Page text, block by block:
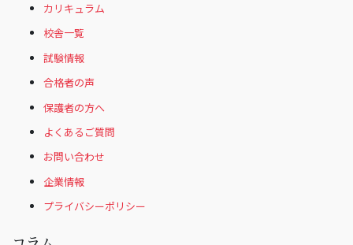
カリキュラム
校舎一覧
試験情報
合格者の声
保護者の方へ
よくあるご質問
お問い合わせ
企業情報
プライバシーポリシー